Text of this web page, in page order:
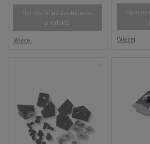
Upozornit na dostupnost
produktů
Więcej
Więcej